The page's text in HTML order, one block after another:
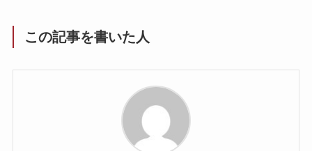
この記事を書いた人